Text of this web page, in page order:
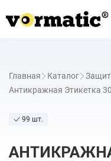
Главная Каталог
Антикражная Этикетка
99 шт.